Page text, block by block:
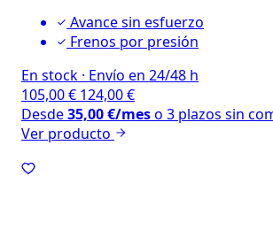
Avance sin esfuerzo
Frenos por presión
En stock · Envío en 24/48 h
105,00€ 124,00€
Desde35,00€/meso 3 plazos sin
Ver producto